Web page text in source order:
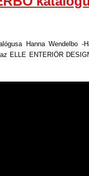
Hanna Wendelbo -
ELLE ENTERIÖR